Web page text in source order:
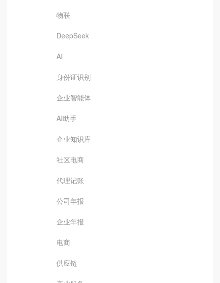
物联
DeepSeek
AI
身份证识别
企业智能体
AI助手
企业知识库
社区电商
代理记账
公司年报
企业年报
电商
供应链